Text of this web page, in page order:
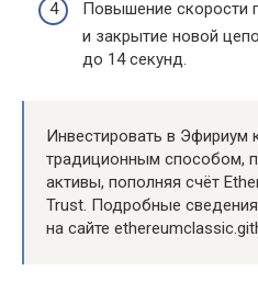
Повышение скорости
и закрытие новой
до 14 секунд.
Инвестировать в Эфириум
традиционным способом,
активы, пополняя счёт
Trust. Подробные
на сайте